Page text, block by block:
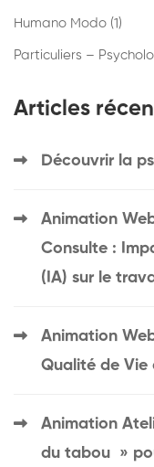
Humano Modo (1)
Particuliers –
Articles
Découvrir la
Animation
Consulte :
(IA) sur le
Animation
Qualité de Vie
Animation
du tabou »